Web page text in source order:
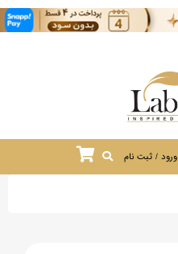
ورود / ثبت نام